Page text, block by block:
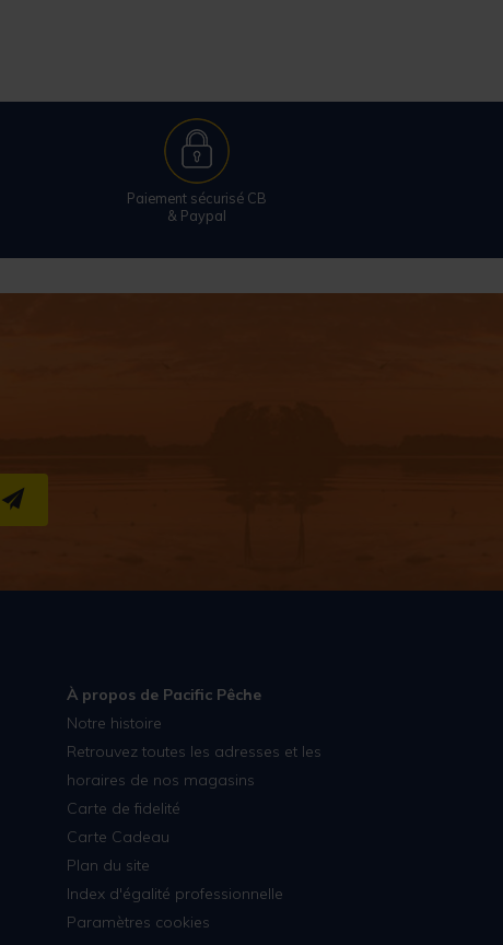
Paiement sécurisé CB
& Paypal
S''INSCRIRE
À propos de Pacific Pêche
Notre histoire
Retrouvez toutes les adresses et les
horaires de nos magasins
Carte de fidelité
Carte Cadeau
Plan du site
Index d'égalité professionnelle
Paramètres cookies